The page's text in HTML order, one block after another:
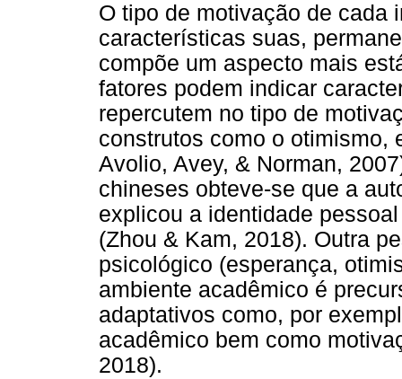
O tipo de motivação de cada
características suas,
compõe um aspecto mais
fatores podem indicar
repercutem no tipo de
construtos como o otimismo,
Avolio, Avey, & Norman,
chineses obteve-se que a
explicou a identidade
(Zhou & Kam, 2018). Outra
psicológico (esperança,
ambiente acadêmico é
adaptativos como, por
acadêmico bem como
2018).